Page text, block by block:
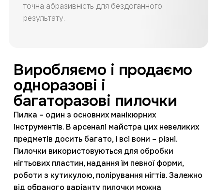
точна абразивність для бездоганного
результату.
Виробляємо і продаємо
одноразові і
багаторазові пилочки
Пилка – один з основних манікюрних
інструментів. В арсеналі майстра цих невеликих
предметів досить багато, і всі вони – різні.
Пилочки використовуються для обробки
нігтьових пластин, надання їм певної форми,
роботи з кутикулою, полірування нігтів. Залежно
від обраного варіанту пилочки можна